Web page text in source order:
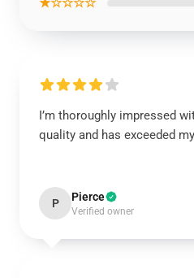
I’m thoroughly impressed
quality and has exceeded
P Pierce
Verified owner